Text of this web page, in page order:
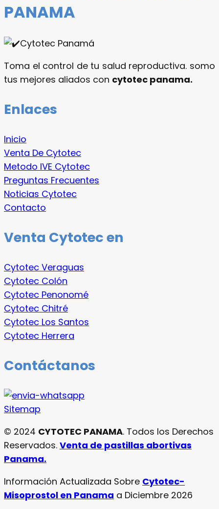
PANAMA
Toma el control de tu salud reproductiva. somo
tus mejores aliados con cytotec panama.
Enlaces
Inicio
Venta De Cytotec
Metodo IVE Cytotec
Preguntas Frecuentes
Noticias Cytotec
Contacto
Venta Cytotec en
Cytotec Veraguas
Cytotec Colón
Cytotec Penonomé
Cytotec Chitré
Cytotec Los Santos
Cytotec Herrera
Contáctanos
Sitemap
© 2024 CYTOTEC PANAMA. Todos los Derechos
Reservados. Venta de pastillas abortivas
Panama.
Información Actualizada Sobre Cytotec-
Misoprostol en Panama a Diciembre 2026